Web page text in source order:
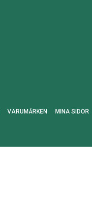
VARUMÄRKEN MINA SIDOR